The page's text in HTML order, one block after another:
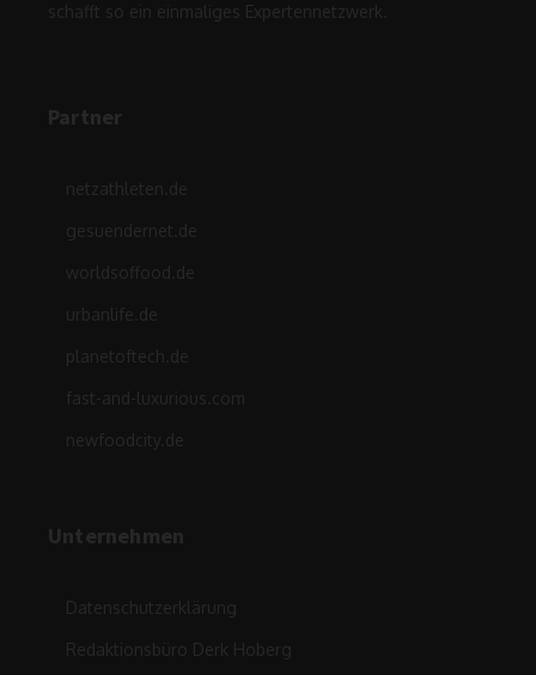
schafft so ein einmaliges Expertennetzwerk.
Partner
netzathleten.de
gesuendernet.de
worldsoffood.de
urbanlife.de
planetoftech.de
fast-and-luxurious.com
newfoodcity.de
Unternehmen
Datenschutzerklärung
Redaktionsbüro Derk Hoberg